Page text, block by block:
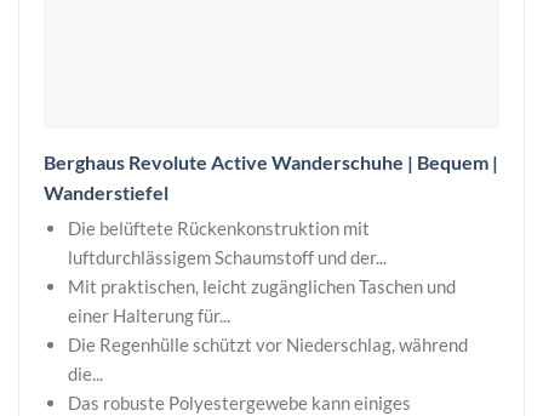
Berghaus Revolute Active Wanderschuhe | Bequem |
Wanderstiefel
Die belüftete Rückenkonstruktion mit
luftdurchlässigem Schaumstoff und der...
Mit praktischen, leicht zugänglichen Taschen und
einer Halterung für...
Die Regenhülle schützt vor Niederschlag, während
die...
Das robuste Polyestergewebe kann einiges